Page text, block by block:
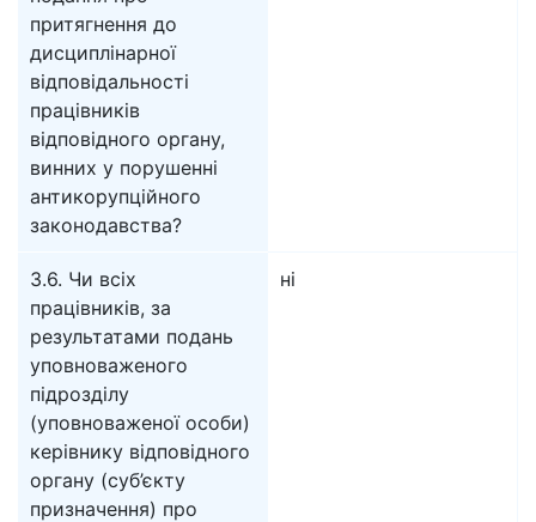
притягнення до
дисциплінарної
відповідальності
працівників
відповідного органу,
винних у порушенні
антикорупційного
законодавства?
3.6. Чи всіх
працівників, за
результатами подань
уповноваженого
підрозділу
(уповноваженої особи)
керівнику відповідного
органу (суб’єкту
призначення) про
ні